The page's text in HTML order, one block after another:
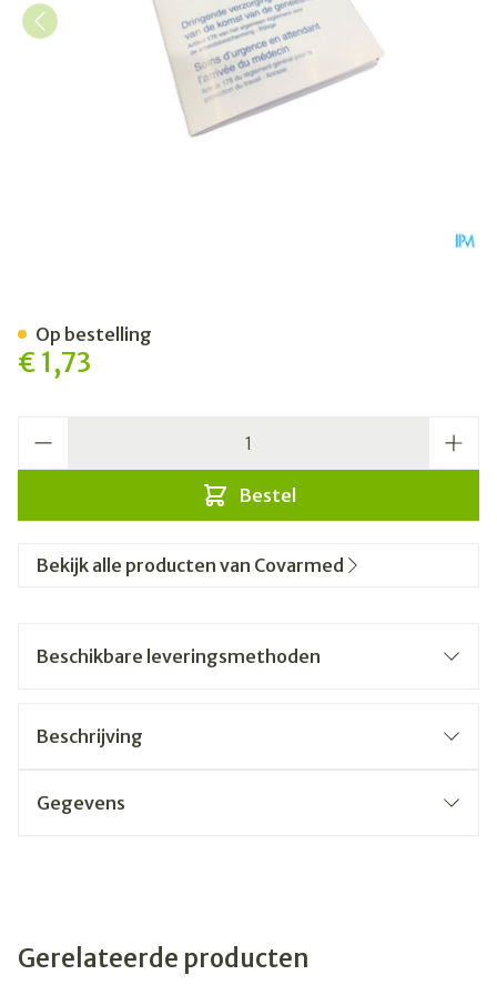
€ 1,73
Bestel
Op bestelling
Bekijk alle producten van Covarmed
Beschikbare leveringsmethoden
Beschrijving
Gegevens
Gerelateerde producten